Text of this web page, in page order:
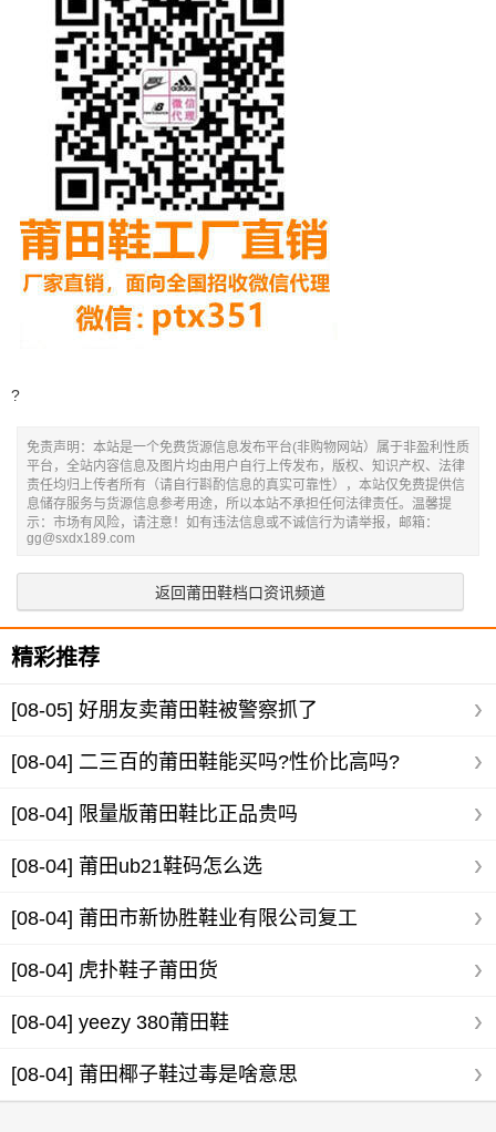
?
免责声明：本站是一个免费货源信息发布平台(非购物网站）属于非盈利性质
平台，全站内容信息及图片均由用户自行上传发布，版权、知识产权、法律
责任均归上传者所有（请自行斟酌信息的真实可靠性），本站仅免费提供信
息储存服务与货源信息参考用途，所以本站不承担任何法律责任。温馨提
示：市场有风险，请注意！如有违法信息或不诚信行为请举报，邮箱：
gg@sxdx189.com
返回莆田鞋档口资讯频道
精彩推荐
[08-05] 好朋友卖莆田鞋被警察抓了
[08-04] 二三百的莆田鞋能买吗?性价比高吗?
[08-04] 限量版莆田鞋比正品贵吗
[08-04] 莆田ub21鞋码怎么选
[08-04] 莆田市新协胜鞋业有限公司复工
[08-04] 虎扑鞋子莆田货
[08-04] yeezy 380莆田鞋
[08-04] 莆田椰子鞋过毒是啥意思